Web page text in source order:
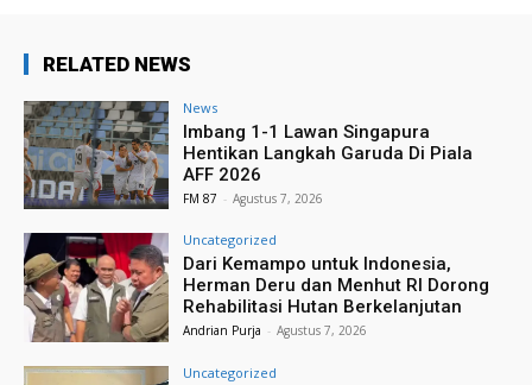
RELATED NEWS
News
Imbang 1-1 Lawan Singapura
Hentikan Langkah Garuda Di Piala
AFF 2026
FM 87 - Agustus 7, 2026
Uncategorized
Dari Kemampo untuk Indonesia,
Herman Deru dan Menhut RI Dorong
Rehabilitasi Hutan Berkelanjutan
Andrian Purja - Agustus 7, 2026
Uncategorized